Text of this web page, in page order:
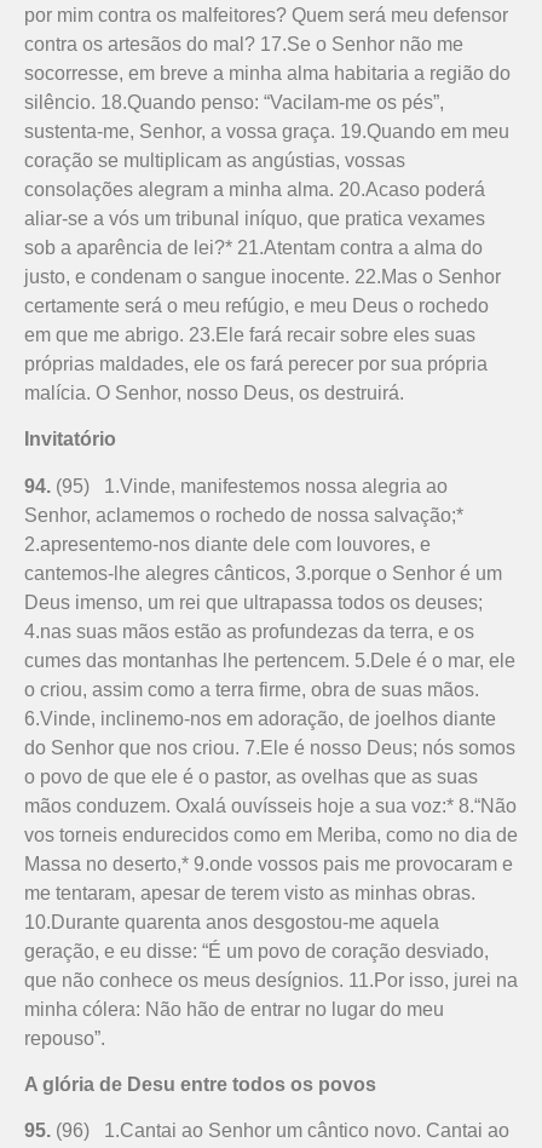
por mim contra os malfeitores? Quem será meu defensor
contra os artesãos do mal? 17.Se o Senhor não me
socorresse, em breve a minha alma habitaria a região do
silêncio. 18.Quando penso: “Vacilam-me os pés”,
sustenta-me, Senhor, a vossa graça. 19.Quando em meu
coração se multiplicam as angústias, vossas
consolações alegram a minha alma. 20.Acaso poderá
aliar-se a vós um tribunal iníquo, que pratica vexames
sob a aparência de lei?* 21.Atentam contra a alma do
justo, e condenam o sangue inocente. 22.Mas o Senhor
certamente será o meu refúgio, e meu Deus o rochedo
em que me abrigo. 23.Ele fará recair sobre eles suas
próprias maldades, ele os fará perecer por sua própria
malícia. O Senhor, nosso Deus, os destruirá.
Invitatório
94. (95) 1.Vinde, manifestemos nossa alegria ao
Senhor, aclamemos o rochedo de nossa salvação;*
2.apresentemo-nos diante dele com louvores, e
cantemos-lhe alegres cânticos, 3.porque o Senhor é um
Deus imenso, um rei que ultrapassa todos os deuses;
4.nas suas mãos estão as profundezas da terra, e os
cumes das montanhas lhe pertencem. 5.Dele é o mar, ele
o criou, assim como a terra firme, obra de suas mãos.
6.Vinde, inclinemo-nos em adoração, de joelhos diante
do Senhor que nos criou. 7.Ele é nosso Deus; nós somos
o povo de que ele é o pastor, as ovelhas que as suas
mãos conduzem. Oxalá ouvísseis hoje a sua voz:* 8.“Não
vos torneis endurecidos como em Meriba, como no dia de
Massa no deserto,* 9.onde vossos pais me provocaram e
me tentaram, apesar de terem visto as minhas obras.
10.Durante quarenta anos desgostou-me aquela
geração, e eu disse: “É um povo de coração desviado,
que não conhece os meus desígnios. 11.Por isso, jurei na
minha cólera: Não hão de entrar no lugar do meu
repouso”.
A glória de Desu entre todos os povos
95. (96) 1.Cantai ao Senhor um cântico novo. Cantai ao